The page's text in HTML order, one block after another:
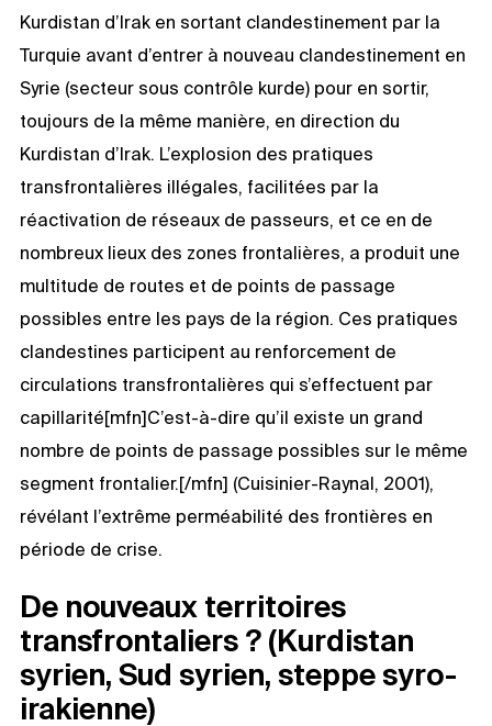
Kurdistan d’Irak en sortant clandestinement par la
Turquie avant d’entrer à nouveau clandestinement en
Syrie (secteur sous contrôle kurde) pour en sortir,
toujours de la même manière, en direction du
Kurdistan d’Irak. L’explosion des pratiques
transfrontalières illégales, facilitées par la
réactivation de réseaux de passeurs, et ce en de
nombreux lieux des zones frontalières, a produit une
multitude de routes et de points de passage
possibles entre les pays de la région. Ces pratiques
clandestines participent au renforcement de
circulations transfrontalières qui s’effectuent par
capillarité[mfn]C’est-à-dire qu’il existe un grand
nombre de points de passage possibles sur le même
segment frontalier.[/mfn] (Cuisinier-Raynal, 2001),
révélant l’extrême perméabilité des frontières en
période de crise.
De nouveaux territoires
transfrontaliers ? (Kurdistan
syrien, Sud syrien, steppe syro-
irakienne)